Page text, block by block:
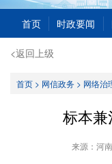
首页 时政要闻
<返回上级
首页> 网信政务> 网络治
标本
来源：河